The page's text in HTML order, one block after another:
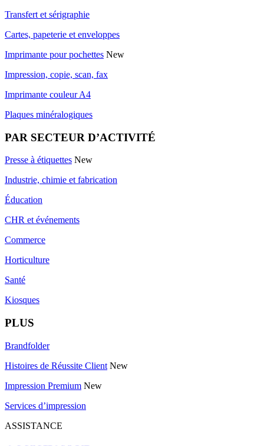
Transfert et sérigraphie
Cartes, papeterie et enveloppes
Imprimante pour pochettes New
Impression, copie, scan, fax
Imprimante couleur A4
Plaques minéralogiques
PAR SECTEUR D’ACTIVITÉ
Presse à étiquettes New
Industrie, chimie et fabrication
Éducation
CHR et événements
Commerce
Horticulture
Santé
Kiosques
PLUS
Brandfolder
Histoires de Réussite Client New
Impression Premium New
Services d’impression
ASSISTANCE